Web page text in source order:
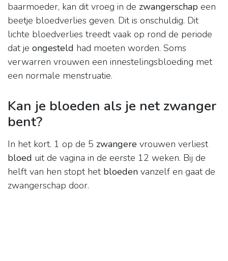
baarmoeder, kan dit vroeg in de zwangerschap een
beetje bloedverlies geven. Dit is onschuldig. Dit
lichte bloedverlies treedt vaak op rond de periode
dat je ongesteld had moeten worden. Soms
verwarren vrouwen een innestelingsbloeding met
een normale menstruatie.
Kan je bloeden als je net zwanger
bent?
In het kort. 1 op de 5 zwangere vrouwen verliest
bloed uit de vagina in de eerste 12 weken. Bij de
helft van hen stopt het bloeden vanzelf en gaat de
zwangerschap door.